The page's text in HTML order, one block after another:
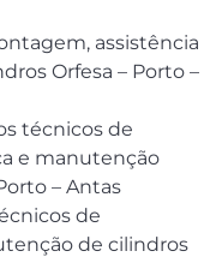
assistência
Orfesa – Porto –
técnicos de
e manutenção
– Antas
de
de cilindros